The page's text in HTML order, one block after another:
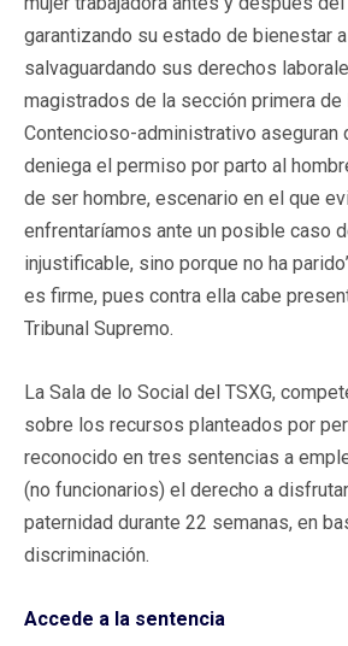
garantizando su estado de bienestar
salvaguardando sus derechos
magistrados de la sección primera de
Contencioso-administrativo aseguran
deniega el permiso por parto al
de ser hombre, escenario en el que
enfrentaríamos ante un posible caso
injustificable, sino porque no ha
es firme, pues contra ella cabe
Tribunal Supremo.
La Sala de lo Social del TSXG,
sobre los recursos planteados por
reconocido en tres sentencias a
(no funcionarios) el derecho a
paternidad durante 22 semanas, en
discriminación.
Accede a la sentencia